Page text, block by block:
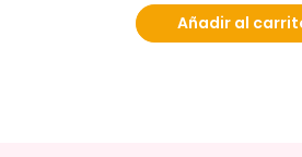
Añadir al